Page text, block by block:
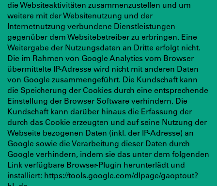
die Websiteaktivitäten zusammenzustellen und um
weitere mit der Websitenutzung und der
Internetnutzung verbundene Dienstleistungen
gegenüber dem Websitebetreiber zu erbringen. Eine
Weitergabe der Nutzungsdaten an Dritte erfolgt nicht.
Die im Rahmen von Google Analytics vom Browser
übermittelte IP-Adresse wird nicht mit anderen Daten
von Google zusammengeführt. Die Kundschaft kann
die Speicherung der Cookies durch eine entsprechende
Einstellung der Browser Software verhindern. Die
Kundschaft kann darüber hinaus die Erfassung der
durch das Cookie erzeugten und auf seine Nutzung der
Webseite bezogenen Daten (inkl. der IP-Adresse) an
Google sowie die Verarbeitung dieser Daten durch
Google verhindern, indem sie das unter dem folgenden
Link verfügbare Browser-Plugin herunterlädt und
installiert: https://tools.google.com/dlpage/gaoptout?